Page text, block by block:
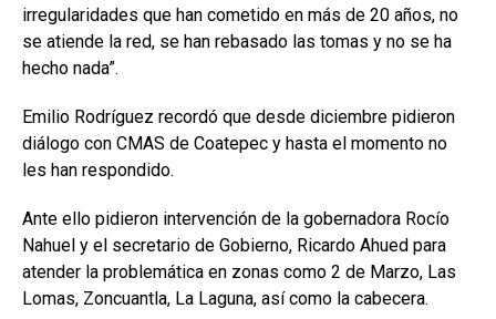
irregularidades que han cometido en más de 20 años, no
se atiende la red, se han rebasado las tomas y no se ha
hecho nada”.
Emilio Rodríguez recordó que desde diciembre pidieron
diálogo con CMAS de Coatepec y hasta el momento no
les han respondido.
Ante ello pidieron intervención de la gobernadora Rocío
Nahuel y el secretario de Gobierno, Ricardo Ahued para
atender la problemática en zonas como 2 de Marzo, Las
Lomas, Zoncuantla, La Laguna, así como la cabecera.